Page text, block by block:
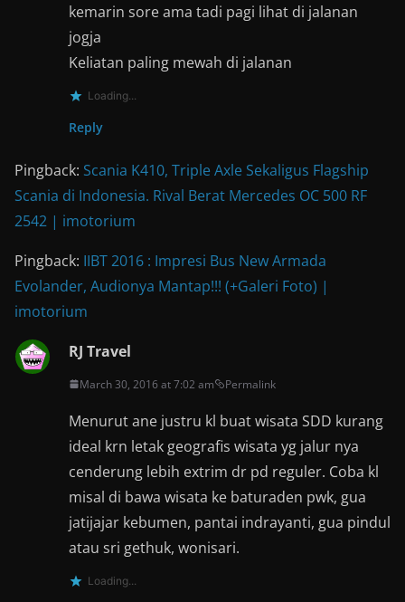
kemarin sore ama tadi pagi lihat di jalanan
jogja
Keliatan paling mewah di jalanan
Loading...
Reply
Pingback: Scania K410, Triple Axle Sekaligus Flagship
Scania di Indonesia. Rival Berat Mercedes OC 500 RF
2542 | imotorium
Pingback: IIBT 2016 : Impresi Bus New Armada
Evolander, Audionya Mantap!!! (+Galeri Foto) |
imotorium
RJ Travel
March 30, 2016 at 7:02 am Permalink
Menurut ane justru kl buat wisata SDD kurang
ideal krn letak geografis wisata yg jalur nya
cenderung lebih extrim dr pd reguler. Coba kl
misal di bawa wisata ke baturaden pwk, gua
jatijajar kebumen, pantai indrayanti, gua pindul
atau sri gethuk, wonisari.
Loading...